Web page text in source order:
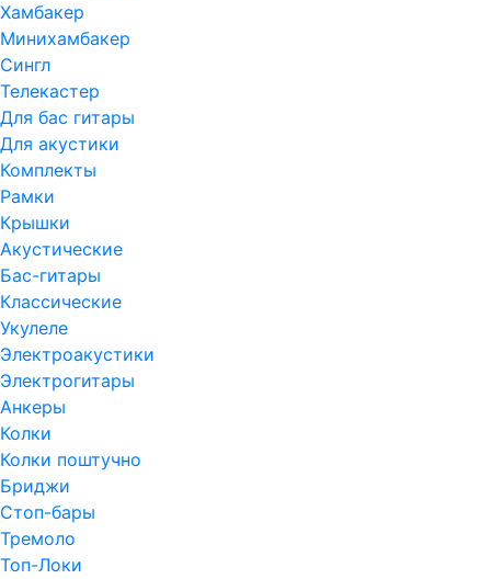
Хамбакер
Минихамбакер
Сингл
Телекастер
Для бас гитары
Для акустики
Комплекты
Рамки
Крышки
Акустические
Бас-гитары
Классические
Укулеле
Электроакустики
Электрогитары
Анкеры
Колки
Колки поштучно
Бриджи
Стоп-бары
Тремоло
Топ-Локи